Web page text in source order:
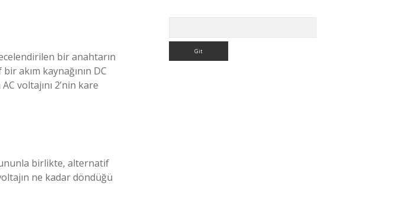
bir anahtarın
akım kaynağının DC
voltajını 2’nin kare
birlikte, alternatif
ne kadar döndüğü